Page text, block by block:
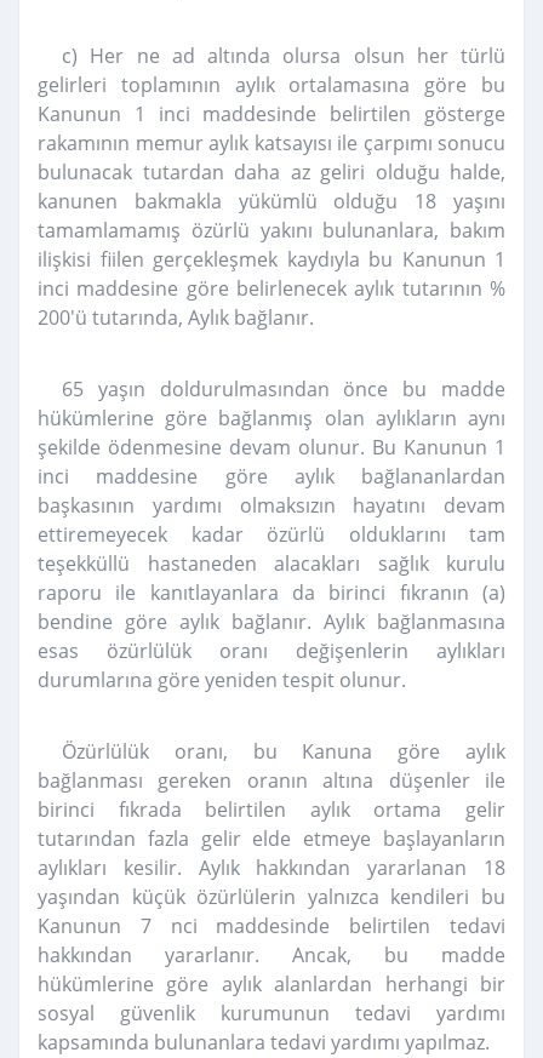
c) Her ne ad altında olursa olsun her türlü
gelirleri toplamının aylık ortalamasına göre bu
Kanunun 1 inci maddesinde belirtilen gösterge
rakamının memur aylık katsayısı ile çarpımı sonucu
bulunacak tutardan daha az geliri olduğu halde,
kanunen bakmakla yükümlü olduğu 18 yaşını
tamamlamamış özürlü yakını bulunanlara, bakım
ilişkisi fiilen gerçekleşmek kaydıyla bu Kanunun 1
inci maddesine göre belirlenecek aylık tutarının %
200'ü tutarında, Aylık bağlanır.
65 yaşın doldurulmasından önce bu madde
hükümlerine göre bağlanmış olan aylıkların aynı
şekilde ödenmesine devam olunur. Bu Kanunun 1
inci maddesine göre aylık bağlananlardan
başkasının yardımı olmaksızın hayatını devam
ettiremeyecek kadar özürlü olduklarını tam
teşekküllü hastaneden alacakları sağlık kurulu
raporu ile kanıtlayanlara da birinci fıkranın (a)
bendine göre aylık bağlanır. Aylık bağlanmasına
esas özürlülük oranı değişenlerin aylıkları
durumlarına göre yeniden tespit olunur.
Özürlülük oranı, bu Kanuna göre aylık
bağlanması gereken oranın altına düşenler ile
birinci fıkrada belirtilen aylık ortama gelir
tutarından fazla gelir elde etmeye başlayanların
aylıkları kesilir. Aylık hakkından yararlanan 18
yaşından küçük özürlülerin yalnızca kendileri bu
Kanunun 7 nci maddesinde belirtilen tedavi
hakkından yararlanır. Ancak, bu madde
hükümlerine göre aylık alanlardan herhangi bir
sosyal güvenlik kurumunun tedavi yardımı
kapsamında bulunanlara tedavi yardımı yapılmaz.